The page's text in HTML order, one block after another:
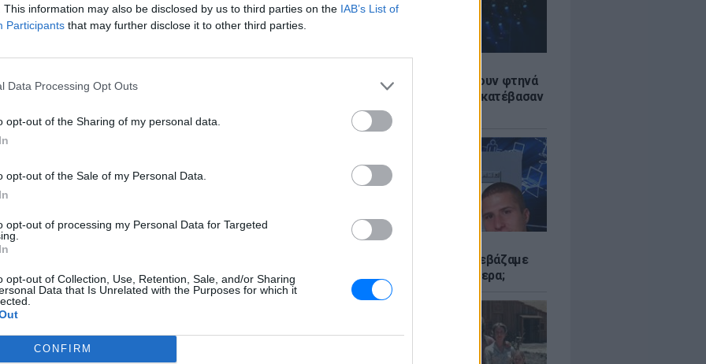
This information may also be disclosed by us to third parties on the IAB’s List of
Participants that may further disclose it to other third parties.
Data Processing Opt Outs
opt-out of the Sharing of my personal data.
opt-out of the Sale of my Personal Data.
opt-out of processing my Personal Data for Targeted
opt-out of Collection, Use, Retention, Sale, and/or Sharing
Data that Is Unrelated with the Purposes for which it
CONFIRM
Οι συναυλίες επιτέλους βγάζουν φτηνά
εισιτήρια - Ποιοι καλλιτέχνες κατέβασαν
τις τιμές
Έφτιαξαν το Napster που κατεβάζαμε
μουσική - Πού βρίσκονται σήμερα;
στην τηλεοπτικό σταθμό Κρήτη TV και
στο ΠΑΓΝΗ για τη διενέργεια
της τελεστεί αύριο, στον Ιερό Ναό Αγίου
καρδιάς υπέστη η δημοσιογράφος
Αντωνογιαννάκη που βρέθηκε νεκρή
στο αυτοκίνητό της
ΠΡΙΝ 4 ΕΒΔΟΜΆΔΕΣ
ΔΙΑΦΗΜΙΣΗ